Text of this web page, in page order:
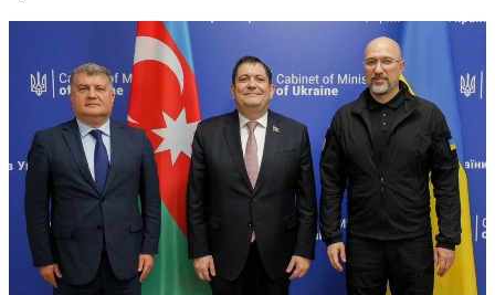
Avropa
Asiya
Afrika
Çarpaz baxış
Təhlil
Siyasi
Geosiyasi
İqtisadi
Sosioloji